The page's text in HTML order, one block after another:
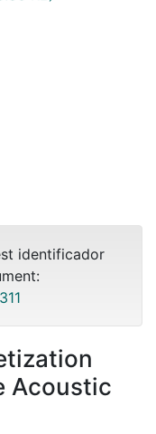
identificador
Acoustic